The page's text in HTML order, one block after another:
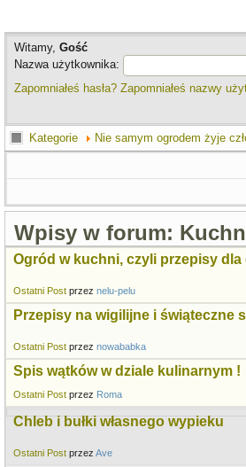
Witamy, Gość
Nazwa użytkownika:
Zapomniałeś hasła? Zapomniałeś nazwy
Kategorie Nie samym ogrodem żyje
Wpisy w forum:
Ogród w kuchni, czyli przepisy
Ostatni Post przez nelu-pelu
Przepisy na wigilijne i świąteczne
Ostatni Post przez nowababka
Spis wątków w dziale kulinarnym !
Ostatni Post przez Roma
Chleb i bułki własnego wypieku
Ostatni Post przez Ave